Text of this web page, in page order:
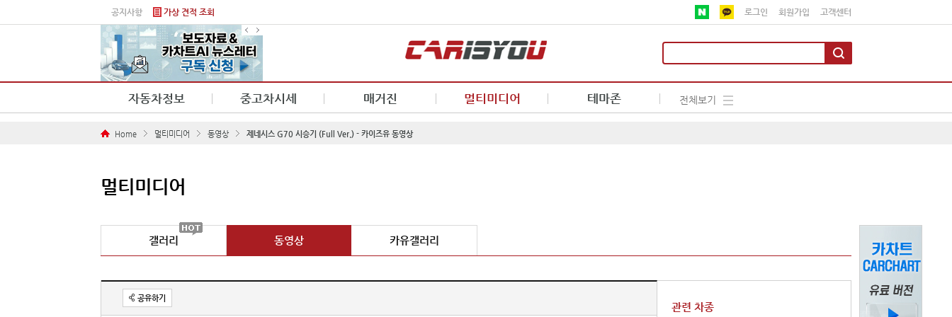
공지사항 가상 견적 조회 로그인 회원가입 고객센터
자동차정보 중고차시세 매거진 멀티미디어 테마존 전체보기
Home 멀티미디어 동영상 제네시스 G70 시승기 (Full Ver.) - 카이즈유 동영상
멀티미디어
갤러리 동영상 카유갤러리
공유하기
관련 차종